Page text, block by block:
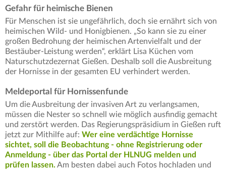
Gefahr für heimische Bienen
Für Menschen ist sie ungefährlich, doch sie ernährt sich von
heimischen Wild- und Honigbienen. „So kann sie zu einer
großen Bedrohung der heimischen Artenvielfalt und der
Bestäuber-Leistung werden“, erklärt Lisa Küchen vom
Naturschutzdezernat Gießen. Deshalb soll die Ausbreitung
der Hornisse in der gesamten EU verhindert werden.
Meldeportal für Hornissenfunde
Um die Ausbreitung der invasiven Art zu verlangsamen,
müssen die Nester so schnell wie möglich ausfindig gemacht
und zerstört werden. Das Regierungspräsidium in Gießen ruft
jetzt zur Mithilfe auf: Wer eine verdächtige Hornisse
sichtet, soll die Beobachtung - ohne Registrierung oder
Anmeldung - über das Portal der HLNUG melden und
prüfen lassen. Am besten dabei auch Fotos hochladen und